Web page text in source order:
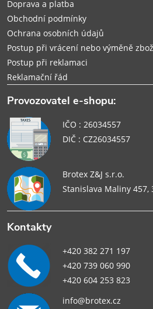
Doprava a platba
Obchodní podmínky
Ochrana osobních údajů
Postup při vrácení nebo výměně
Postup při reklamaci
Reklamační řád
Provozovatel e-shopu:
IČO : 26034557
DIČ : CZ26034557
Brotex Z&J s.r.o.
Stanislava Maliny 457,
Kontakty
+420 382 271 197
+420 739 060 990
+420 604 253 823
info@brotex.cz